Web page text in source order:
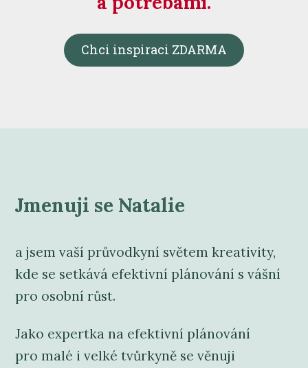
Chci inspiraci ZDARMA
Jmenuji se Natalie
a jsem vaší průvodkyní světem kreativity,
kde se setkává efektivní plánování s vášní
pro osobní růst.
Jako expertka na efektivní plánování
pro malé i velké tvůrkyně se věnuji